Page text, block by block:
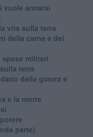
vuole armarsi
vita sulla terra
della carne e dei
spese militari
terra
della guerra e
e la morte
parte)